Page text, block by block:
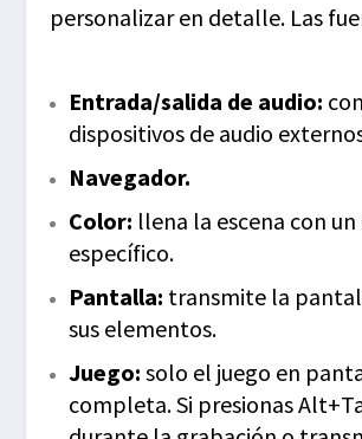
personalizar en detalle. Las
Entrada/salida de audio:
dispositivos de audio
Navegador.
Color: llena la escena con
específico.
Pantalla: transmite la
sus elementos.
Juego: solo el juego en
completa. Si presionas